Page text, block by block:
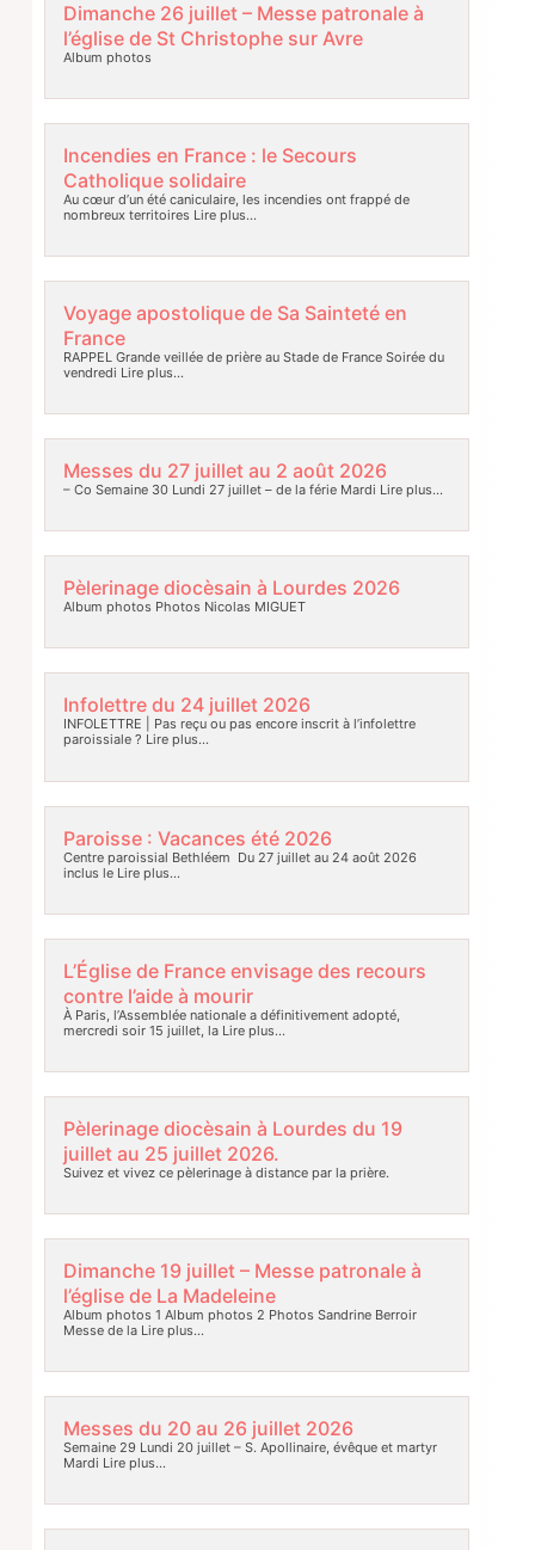
Dimanche 26 juillet – Messe patronale à
l’église de St Christophe sur Avre
Album photos
Incendies en France : le Secours
Catholique solidaire
Au cœur d’un été caniculaire, les incendies ont frappé de
nombreux territoires Lire plus…
Voyage apostolique de Sa Sainteté en
France
RAPPEL Grande veillée de prière au Stade de France Soirée du
vendredi Lire plus…
Messes du 27 juillet au 2 août 2026
– Co Semaine 30 Lundi 27 juillet – de la férie Mardi Lire plus…
Pèlerinage diocèsain à Lourdes 2026
Album photos Photos Nicolas MIGUET
Infolettre du 24 juillet 2026
INFOLETTRE | Pas reçu ou pas encore inscrit à l’infolettre
paroissiale ? Lire plus…
Paroisse : Vacances été 2026
Centre paroissial Bethléem Du 27 juillet au 24 août 2026
inclus leLire plus…
L’Église de France envisage des recours
contre l’aide à mourir
À Paris, l’Assemblée nationale a définitivement adopté,
mercredi soir 15 juillet, laLire plus…
Pèlerinage diocèsain à Lourdes du 19
juillet au 25 juillet 2026.
Suivez et vivez ce pèlerinage à distance par la prière.
Dimanche 19 juillet – Messe patronale à
l’église de La Madeleine
Album photos 1 Album photos 2 Photos Sandrine Berroir
Messe de laLire plus…
Messes du 20 au 26 juillet 2026
Semaine 29 Lundi 20 juillet – S. Apollinaire, évêque et martyr
Mardi Lire plus…